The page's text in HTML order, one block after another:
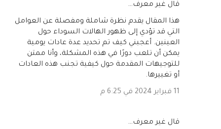
‏قال غير معرف…
هذا المقال يقدم نظرة شاملة ومفصلة عن العوامل
التي قد تؤدي إلى ظهور الهالات السوداء حول
العينين. أعجبني كيف تم تحديد عدة عادات يومية
يمكن أن تلعب دورًا في هذه المشكلة، وأنا ممتن
للتوجيهات المقدمة حول كيفية تجنب هذه العادات
أو تغييرها.
11 فبراير 2024 في 6:25 م
‏قال غير معرف…